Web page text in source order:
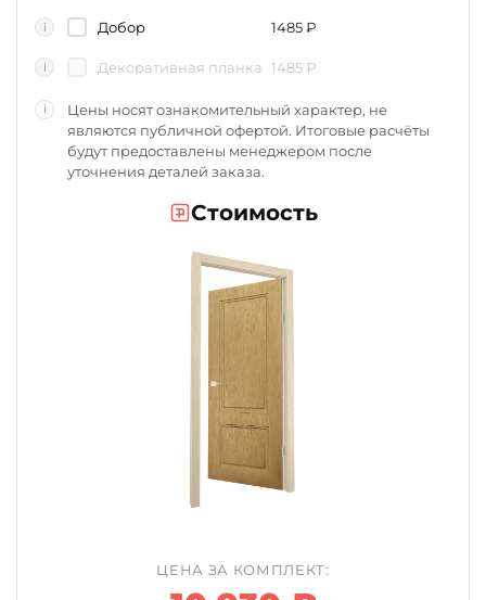
i Добор 1485₽
i Декоративная планка 1485 ₽
i
Цены носят ознакомительный характер, не
являются публичной офертой. Итоговые расчёты
будут предоставлены менеджером после
уточнения деталей заказа.
Стоимость
ЦЕНА ЗА КОМПЛЕКТ: